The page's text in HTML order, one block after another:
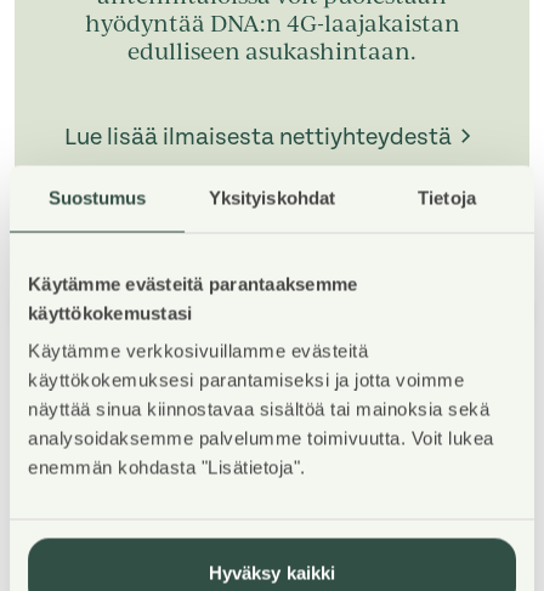
Suostumus Yksityiskohdat Tietoja
Käytämme evästeitä parantaaksemme
käyttökokemustasi
Käytämme verkkosivuillamme evästeitä
käyttökokemuksesi parantamiseksi ja jotta voimme
näyttää sinua kiinnostavaa sisältöä tai mainoksia sekä
analysoidaksemme palvelumme toimivuutta. Voit lukea
enemmän kohdasta "Lisätietoja".
Hyväksy kaikki
hyödyntää DNA:n 4G-laajakaistan
edulliseen asukashintaan.
Lue lisää ilmaisesta nettiyhteydestä